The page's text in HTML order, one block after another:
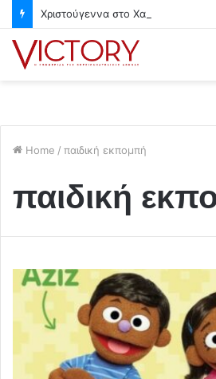
Home / παιδική εκπομπή
παιδική